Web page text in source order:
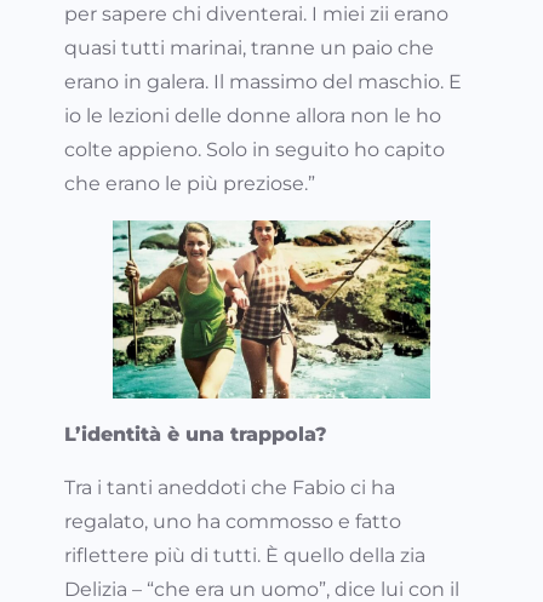
per sapere chi diventerai. I miei zii erano
quasi tutti marinai, tranne un paio che
erano in galera. Il massimo del maschio. E
io le lezioni delle donne allora non le ho
colte appieno. Solo in seguito ho capito
che erano le più preziose.”
L’identità è una trappola?
Tra i tanti aneddoti che Fabio ci ha
regalato, uno ha commosso e fatto
riflettere più di tutti. È quello della zia
Delizia – “che era un uomo”, dice lui con il